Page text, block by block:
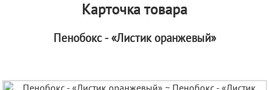
Карточка товара
Пенобокс - «Листик оранжевый»